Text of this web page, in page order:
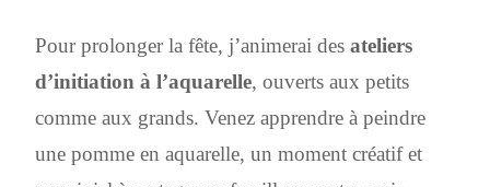
Pour prolonger la fête, j’animerai desateliers
d’initiation à l’aquarelle, ouverts aux petits
comme aux grands. Venez apprendre à peindre
une pomme en aquarelle, un moment créatif et